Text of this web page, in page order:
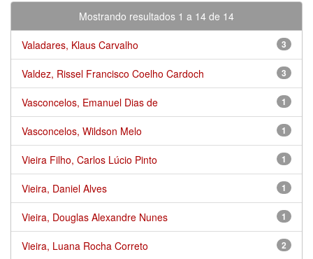
Mostrando resultados 1 a 14 de 14
Valadares, Klaus Carvalho 3
Valdez, Rissel Francisco Coelho Cardoch 3
Vasconcelos, Emanuel Dias de 1
Vasconcelos, Wildson Melo 1
Vieira Filho, Carlos Lúcio Pinto 1
Vieira, Daniel Alves 1
Vieira, Douglas Alexandre Nunes 1
Vieira, Luana Rocha Correto 2